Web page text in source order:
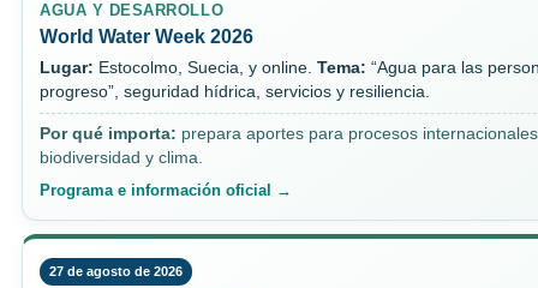
AGUA Y DESARROLLO
World Water Week 2026
Lugar: Estocolmo, Suecia, y online. Tema: “Agua para las
progreso”, seguridad hídrica, servicios y resiliencia.
Por qué importa: prepara aportes para procesos
biodiversidad y clima.
Programa e información oficial →
27 de agosto de 2026